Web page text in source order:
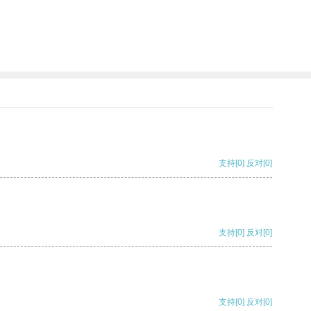
支持[0] 反对[0]
支持[0] 反对[0]
支持[0] 反对[0]